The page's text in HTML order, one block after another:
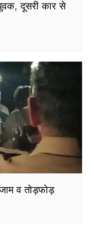
दूसरी कार से
व तोड़फोड़